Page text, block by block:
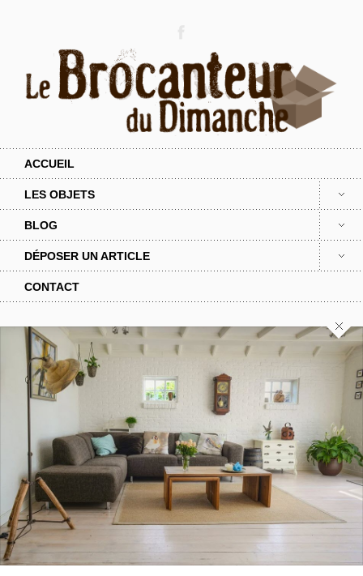
ACCUEIL
LES OBJETS
BLOG
DÉPOSER UN ARTICLE
CONTACT